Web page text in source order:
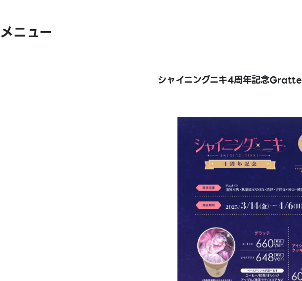
メニュー
シャイニングニキ4周年記念Gratte